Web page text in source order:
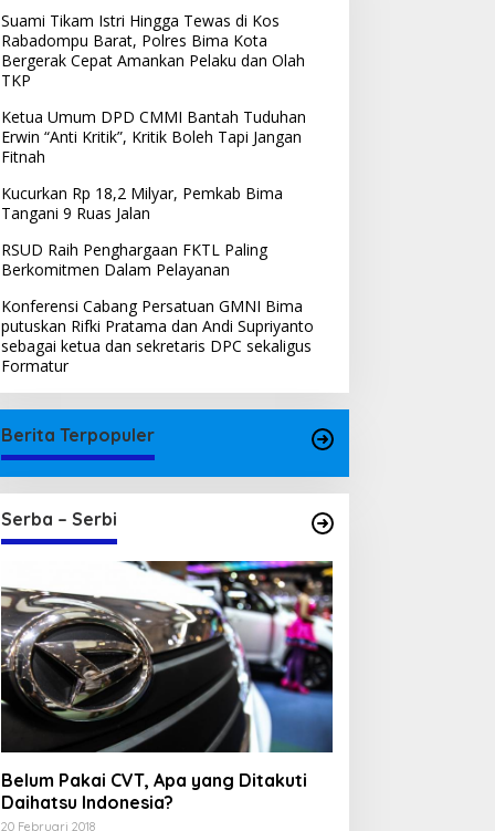
Suami Tikam Istri Hingga Tewas di Kos
Rabadompu Barat, Polres Bima Kota
Bergerak Cepat Amankan Pelaku dan Olah
TKP
Ketua Umum DPD CMMI Bantah Tuduhan
Erwin “Anti Kritik”, Kritik Boleh Tapi Jangan
Fitnah
Kucurkan Rp 18,2 Milyar, Pemkab Bima
Tangani 9 Ruas Jalan
RSUD Raih Penghargaan FKTL Paling
Berkomitmen Dalam Pelayanan
Konferensi Cabang Persatuan GMNI Bima
putuskan Rifki Pratama dan Andi Supriyanto
sebagai ketua dan sekretaris DPC sekaligus
Formatur
Berita Terpopuler
Serba – Serbi
Belum Pakai CVT, Apa yang Ditakuti
Daihatsu Indonesia?
20 Februari 2018